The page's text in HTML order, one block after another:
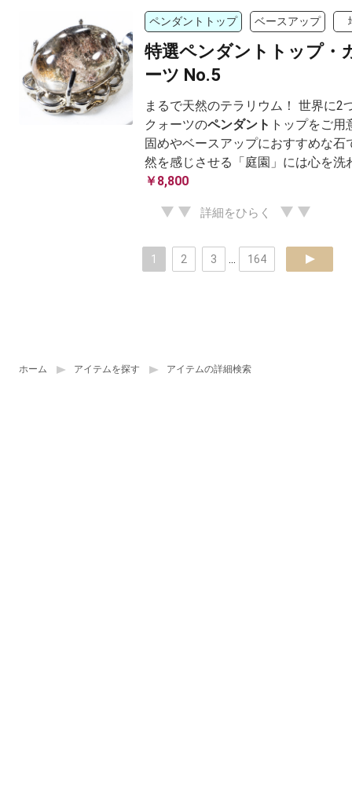
ホーム アイテムを探す アイテムの詳細検索
ペンダントトップ ベースアップ
特選ペンダントトップ・
ーツ No.5
まるで天然のテラリウム！ 世界に2
クォーツのペンダント トップをご
固めやベースアップにおすすめな石
然を感じさせる「庭園」には心を洗
￥8,800
詳細をひらく
1 2 3 164 next